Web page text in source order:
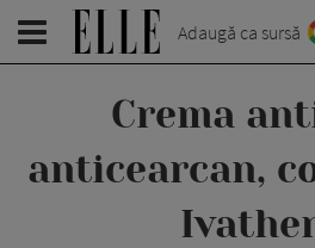
Adaugă ca sursă
Crema
anticearcan,